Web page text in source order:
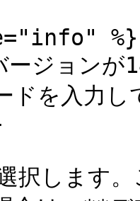
%}
ージョン
ドを入力し
択します